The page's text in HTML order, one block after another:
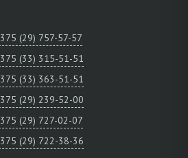
(29) 757-57-57
(33) 315-51-51
(33) 363-51-51
(29) 239-52-00
(29) 727-02-07
(29) 722-38-36